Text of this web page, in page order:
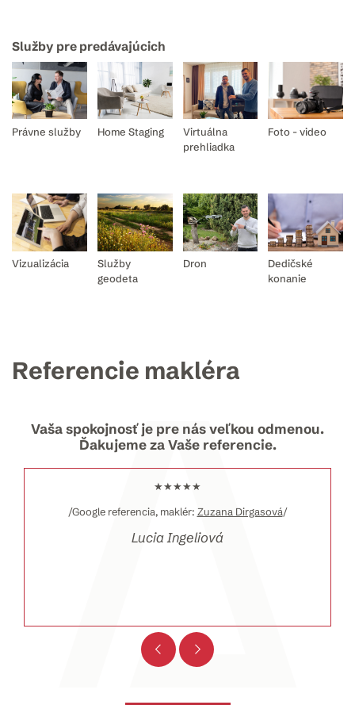
Služby pre predávajúcich
Právne služby Home Staging
Virtuálna
prehliadka
Foto - video
Vizualizácia
Služby
geodeta
Dron
Dedičské
konanie
Referencie makléra
Vaša spokojnosť je pre nás veľkou odmenou.
Ďakujeme za Vaše referencie.
★★★★★
/Google referencia, maklér: Zuzana Dirgasová/
Lucia Ingeliová